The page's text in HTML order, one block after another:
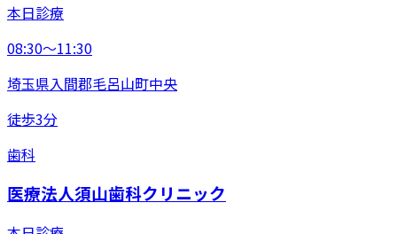
本日診療
08:30〜11:30
埼玉県入間郡毛呂山町中央
徒歩3分
歯科
医療法人須山歯科クリニック